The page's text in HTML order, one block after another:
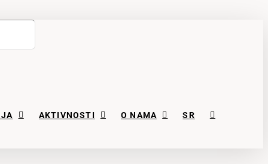
AKTIVNOSTI O NAMA SR